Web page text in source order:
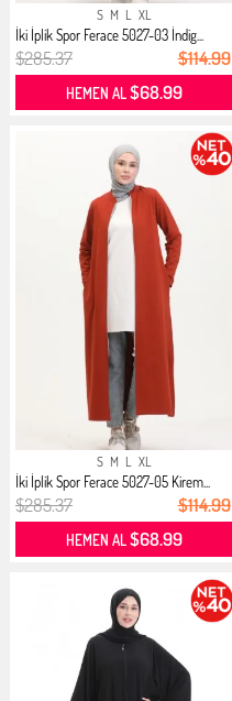
S M L XL
İki İplik Spor Ferace 5027-03 İndig...
$285.37 $114.99
HEMEN AL$68.99
S M L XL
İki İplik Spor Ferace 5027-05 Kirem...
$285.37 $114.99
HEMEN AL$68.99